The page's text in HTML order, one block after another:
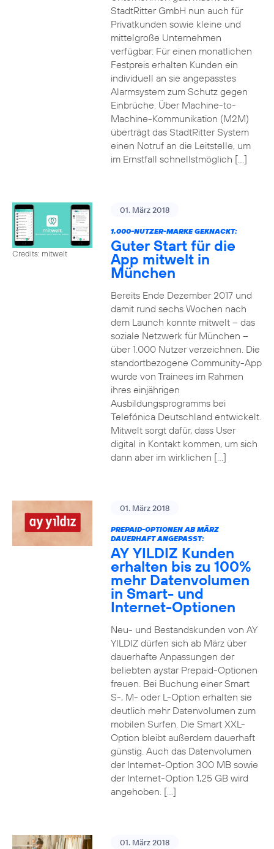
StadtRitter GmbH nun auch für
Privatkunden sowie kleine und
mittelgroße Unternehmen
verfügbar: Für einen monatlichen
Festpreis erhalten Kunden ein
individuell an sie angepasstes
Alarmsystem zum Schutz gegen
Einbrüche. Über Machine-to-
Machine-Kommunikation (M2M)
überträgt das StadtRitter System
einen Notruf an die Leitstelle, um
im Ernstfall schnellstmöglich […]
Credits: mitwelt
01. März 2018
1.000-NUTZER-MARKE GEKNACKT:
Guter Start für die
App mitwelt in
München
Bereits Ende Dezember 2017 und
damit rund sechs Wochen nach
dem Launch konnte mitwelt – das
soziale Netzwerk für München –
über 1.000 Nutzer verzeichnen. Die
standortbezogene Community-App
wurde von Trainees im Rahmen
ihres einjährigen
Ausbildungsprogramms bei
Telefónica Deutschland entwickelt.
Mitwelt sorgt dafür, dass User
digital in Kontakt kommen, um sich
dann aber im wirklichen […]
01. März 2018
PREPAID-OPTIONEN AB MÄRZ
DAUERHAFT ANGEPASST:
AY YILDIZ Kunden
erhalten bis zu 100%
mehr Datenvolumen
in Smart- und
Internet-Optionen
Neu- und Bestandskunden von AY
YILDIZ dürfen sich ab März über
dauerhafte Anpassungen der
beliebten aystar Prepaid-Optionen
freuen. Bei Buchung einer Smart
S-, M- oder L-Option erhalten sie
deutlich mehr Datenvolumen zum
mobilen Surfen. Die Smart XXL-
Option bleibt außerdem dauerhaft
günstig. Auch das Datenvolumen
der Internet-Option 300 MB sowie
der Internet-Option 1,25 GB wird
angehoben. […]
01. März 2018